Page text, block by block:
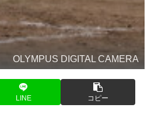
OLYMPUS DIGITAL CAMERA
LINE コピー